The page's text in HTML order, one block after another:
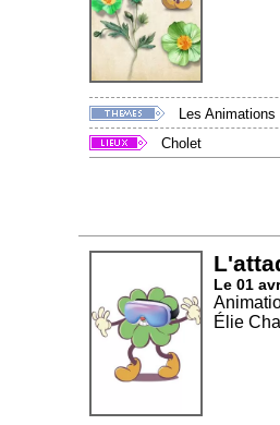
Les Animations
Cholet
Le 01
Élie